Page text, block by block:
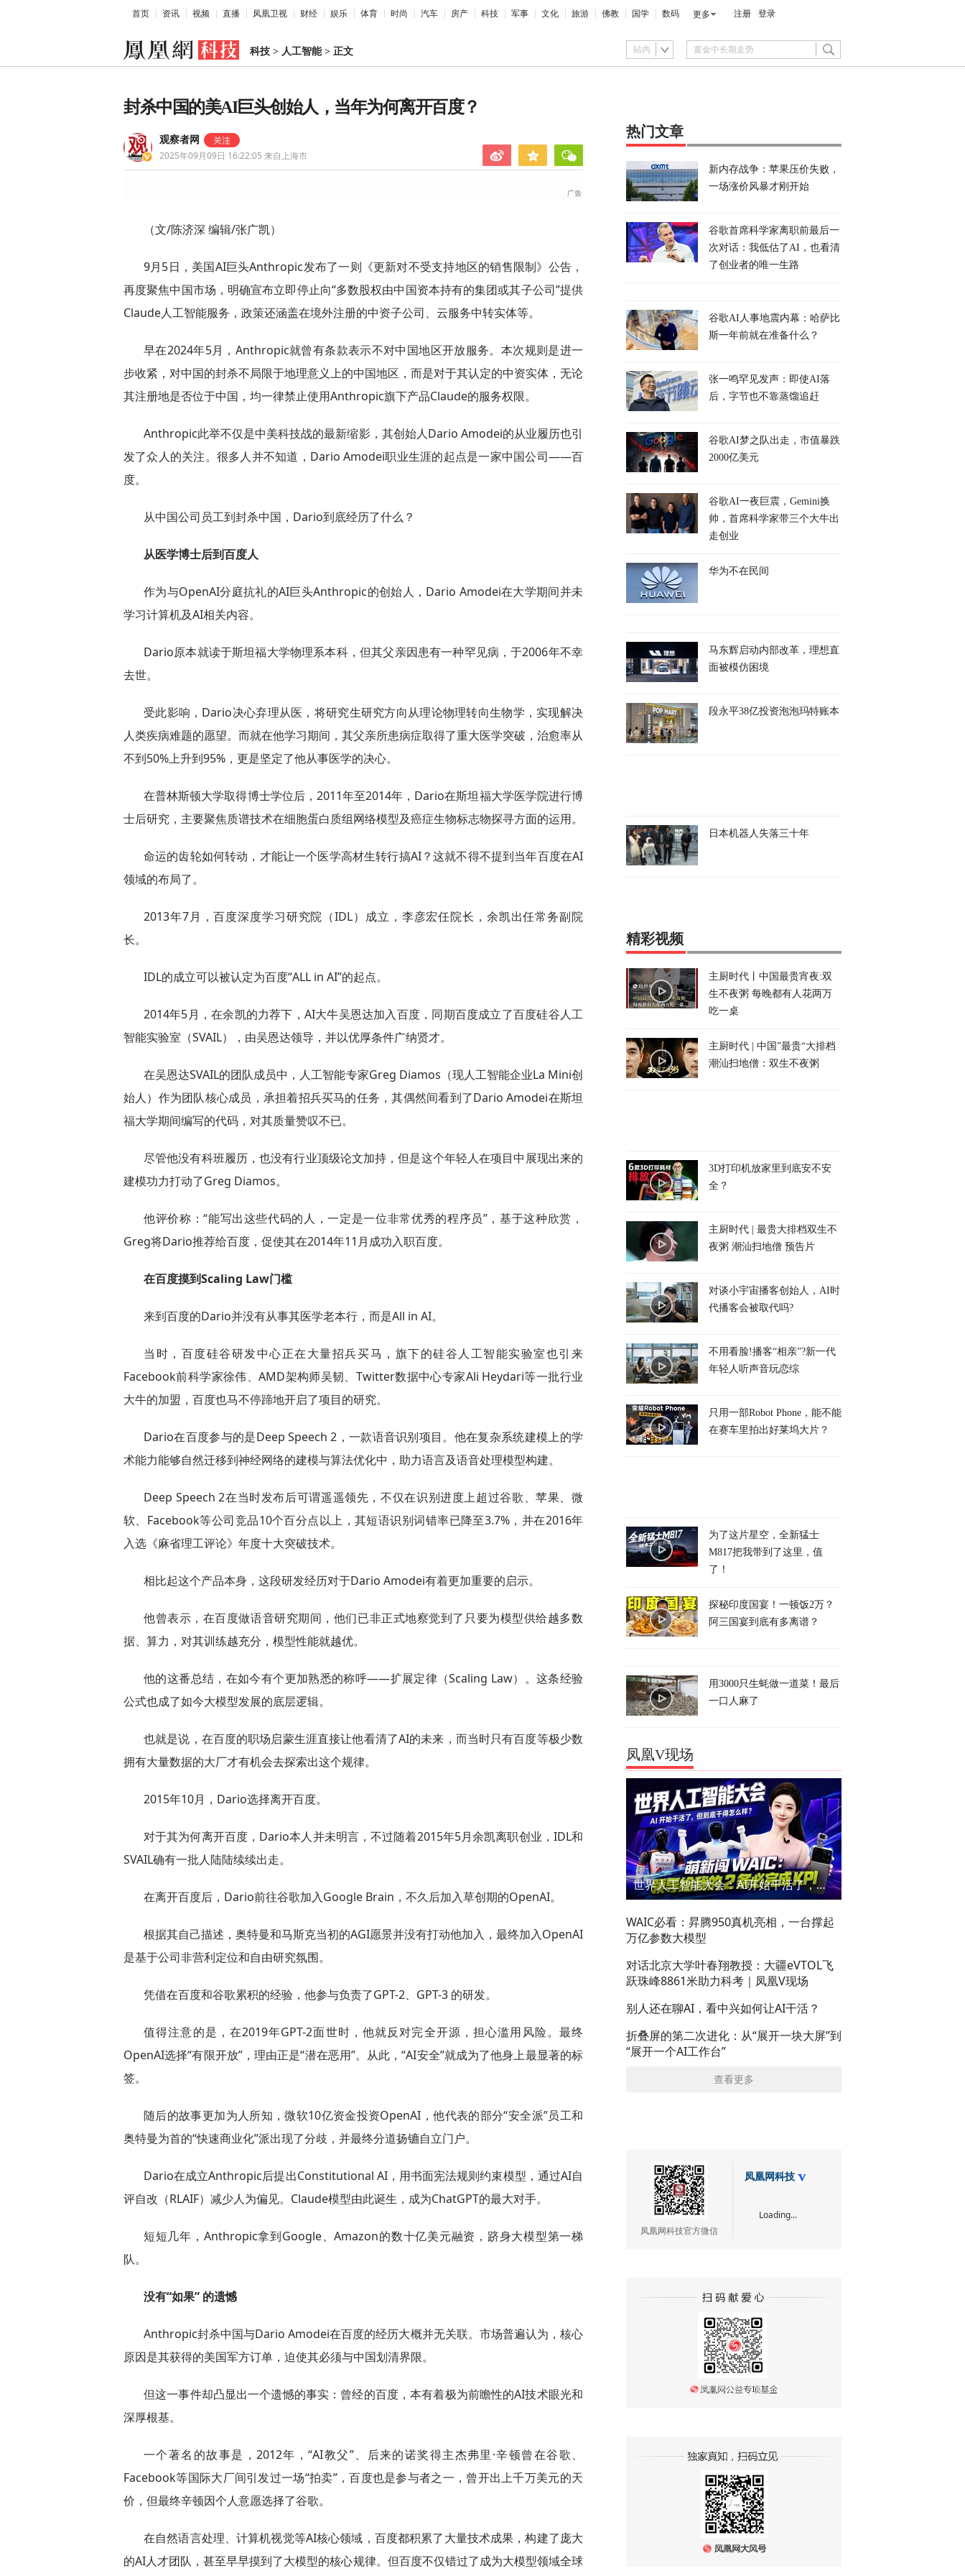
首页 资讯 视频 直播 凤凰卫视 财经 娱乐 体育 时尚 汽车 房产 科技 军事 文化 旅游 佛教 国学 数码 更多 注册 登录
科技 > 人工智能> 正文 站内
封杀中国的美AI巨头创始人，当年为何离开百度？
观察者网
2025年09月09日 16:22:05 来自上海市
（文/陈济深 编辑/张广凯）
9月5日，美国AI巨头Anthropic发布了一则《更新对不受支持地区的销售限制》公告，
再度聚焦中国市场，明确宣布立即停止向“多数股权由中国资本持有的集团或其子公司”提供
Claude人工智能服务，政策还涵盖在境外注册的中资子公司、云服务中转实体等。
早在2024年5月，Anthropic就曾有条款表示不对中国地区开放服务。本次规则是进一
步收紧，对中国的封杀不局限于地理意义上的中国地区，而是对于其认定的中资实体，无论
其注册地是否位于中国，均一律禁止使用Anthropic旗下产品Claude的服务权限。
Anthropic此举不仅是中美科技战的最新缩影，其创始人Dario Amodei的从业履历也引
发了众人的关注。很多人并不知道，Dario Amodei职业生涯的起点是一家中国公司——百
度。
从中国公司员工到封杀中国，Dario到底经历了什么？
从医学博士后到百度人
作为与OpenAI分庭抗礼的AI巨头Anthropic的创始人，Dario Amodei在大学期间并未
学习计算机及AI相关内容。
Dario原本就读于斯坦福大学物理系本科，但其父亲因患有一种罕见病，于2006年不幸
去世。
受此影响，Dario决心弃理从医，将研究生研究方向从理论物理转向生物学，实现解决
人类疾病难题的愿望。而就在他学习期间，其父亲所患病症取得了重大医学突破，治愈率从
不到50%上升到95%，更是坚定了他从事医学的决心。
在普林斯顿大学取得博士学位后，2011年至2014年，Dario在斯坦福大学医学院进行博
士后研究，主要聚焦质谱技术在细胞蛋白质组网络模型及癌症生物标志物探寻方面的运用。
命运的齿轮如何转动，才能让一个医学高材生转行搞AI？这就不得不提到当年百度在AI
领域的布局了。
2013年7月，百度深度学习研究院（IDL）成立，李彦宏任院长，余凯出任常务副院
长。
IDL的成立可以被认定为百度“ALL in AI”的起点。
2014年5月，在余凯的力荐下，AI大牛吴恩达加入百度，同期百度成立了百度硅谷人工
智能实验室（SVAIL），由吴恩达领导，并以优厚条件广纳贤才。
在吴恩达SVAIL的团队成员中，人工智能专家Greg Diamos（现人工智能企业La Mini创
始人）作为团队核心成员，承担着招兵买马的任务，其偶然间看到了Dario Amodei在斯坦
福大学期间编写的代码，对其质量赞叹不已。
尽管他没有科班履历，也没有行业顶级论文加持，但是这个年轻人在项目中展现出来的
建模功力打动了Greg Diamos。
他评价称：“能写出这些代码的人，一定是一位非常优秀的程序员”，基于这种欣赏，
Greg将Dario推荐给百度，促使其在2014年11月成功入职百度。
在百度摸到Scaling Law门槛
来到百度的Dario并没有从事其医学老本行，而是All in AI。
当时，百度硅谷研发中心正在大量招兵买马，旗下的硅谷人工智能实验室也引来
Facebook前科学家徐伟、AMD架构师吴韧、Twitter数据中心专家Ali Heydari等一批行业
大牛的加盟，百度也马不停蹄地开启了项目的研究。
Dario在百度参与的是Deep Speech 2，一款语音识别项目。他在复杂系统建模上的学
术能力能够自然迁移到神经网络的建模与算法优化中，助力语言及语音处理模型构建。
Deep Speech 2在当时发布后可谓遥遥领先，不仅在识别进度上超过谷歌、苹果、微
软、Facebook等公司竞品10个百分点以上，其短语识别词错率已降至3.7%，并在2016年
入选《麻省理工评论》年度十大突破技术。
相比起这个产品本身，这段研发经历对于Dario Amodei有着更加重要的启示。
他曾表示，在百度做语音研究期间，他们已非正式地察觉到了只要为模型供给越多数
据、算力，对其训练越充分，模型性能就越优。
他的这番总结，在如今有个更加熟悉的称呼——扩展定律（Scaling Law）。这条经验
公式也成了如今大模型发展的底层逻辑。
也就是说，在百度的职场启蒙生涯直接让他看清了AI的未来，而当时只有百度等极少数
拥有大量数据的大厂才有机会去探索出这个规律。
2015年10月，Dario选择离开百度。
对于其为何离开百度，Dario本人并未明言，不过随着2015年5月余凯离职创业，IDL和
SVAIL确有一批人陆陆续续出走。
在离开百度后，Dario前往谷歌加入Google Brain，不久后加入草创期的OpenAI。
根据其自己描述，奥特曼和马斯克当初的AGI愿景并没有打动他加入，最终加入OpenAI
是基于公司非营利定位和自由研究氛围。
凭借在百度和谷歌累积的经验，他参与负责了GPT-2、GPT-3 的研发。
值得注意的是，在2019年GPT-2面世时，他就反对完全开源，担心滥用风险。最终
OpenAI选择“有限开放”，理由正是“潜在恶用”。从此，“AI安全”就成为了他身上最显著的标
签。
随后的故事更加为人所知，微软10亿资金投资OpenAI，他代表的部分“安全派”员工和
奥特曼为首的“快速商业化”派出现了分歧，并最终分道扬镳自立门户。
Dario在成立Anthropic后提出Constitutional AI，用书面宪法规则约束模型，通过AI自
评自改（RLAIF）减少人为偏见。Claude模型由此诞生，成为ChatGPT的最大对手。
短短几年，Anthropic拿到Google、Amazon的数十亿美元融资，跻身大模型第一梯
队。
没有“如果” 的遗憾
Anthropic封杀中国与Dario Amodei在百度的经历大概并无关联。市场普遍认为，核心
原因是其获得的美国军方订单，迫使其必须与中国划清界限。
但这一事件却凸显出一个遗憾的事实：曾经的百度，本有着极为前瞻性的AI技术眼光和
深厚根基。
一个著名的故事是，2012年，“AI教父”、后来的诺奖得主杰弗里·辛顿曾在谷歌、
Facebook等国际大厂间引发过一场“拍卖”，百度也是参与者之一，曾开出上千万美元的天
价，但最终辛顿因个人意愿选择了谷歌。
在自然语言处理、计算机视觉等AI核心领域，百度都积累了大量技术成果，构建了庞大
的AI人才团队，甚至早早摸到了大模型的核心规律。但百度不仅错过了成为大模型领域全球
热门文章
新内存战争：苹果压价失败，
一场涨价风暴才刚开始
谷歌首席科学家离职前最后一
次对话：我低估了AI，也看清
了创业者的唯一生路
谷歌AI人事地震内幕：哈萨比
斯一年前就在准备什么？
张一鸣罕见发声：即使AI落
后，字节也不靠蒸馏追赶
谷歌AI梦之队出走，市值暴跌
2000亿美元
谷歌AI一夜巨震，Gemini换
帅，首席科学家带三个大牛出
走创业
华为不在民间
马东辉启动内部改革，理想直
面被模仿困境
段永平38亿投资泡泡玛特账本
日本机器人失落三十年
精彩视频
主厨时代丨中国最贵宵夜:双
生不夜粥 每晚都有人花两万
吃一桌
主厨时代 | 中国”最贵“大排档
潮汕扫地僧：双生不夜粥
3D打印机放家里到底安不安
全？
主厨时代 | 最贵大排档双生不
夜粥 潮汕扫地僧 预告片
对谈小宇宙播客创始人，AI时
代播客会被取代吗?
不用看脸!播客“相亲”?新一代
年轻人听声音玩恋综
只用一部Robot Phone，能不能
在赛车里拍出好莱坞大片？
为了这片星空，全新猛士
M817把我带到了这里，值
了！
探秘印度国宴！一顿饭2万？
阿三国宴到底有多离谱？
用3000只生蚝做一道菜！最后
一口人麻了
凤凰V现场
世界人工智能大会：AI开始干活了，但到底干的怎么样？萌新闯WAIC
WAIC必看：昇腾950真机亮相，一台撑起
万亿参数大模型
对话北京大学叶春翔教授：大疆eVTOL飞
跃珠峰8861米助力科考｜凤凰V现场
别人还在聊AI，看中兴如何让AI干活？
折叠屏的第二次进化：从“展开一块大屏”到
“展开一个AI工作台”
查看更多
凤凰网科技官方微信
凤凰网科技
Loading...